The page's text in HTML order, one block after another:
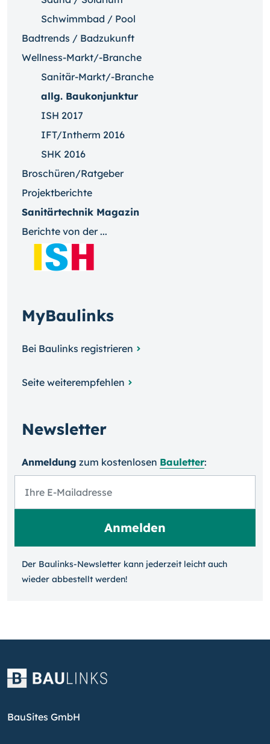
Schwimmbad / Pool
Badtrends / Badzukunft
Wellness-Markt/-Branche
Sanitär-Markt/-Branche
allg. Baukonjunktur
ISH 2017
IFT/Intherm 2016
SHK 2016
Broschüren/Ratgeber
Projektberichte
Sanitärtechnik Magazin
Berichte von der ...
MyBaulinks
Bei Baulinks registrieren
Seite weiterempfehlen
Newsletter
Anmeldung zum kosten­losen Bauletter:
Der Baulinks-Newsletter kann jeder­zeit leicht auch
wieder ab­bestellt werden!
BauSites GmbH